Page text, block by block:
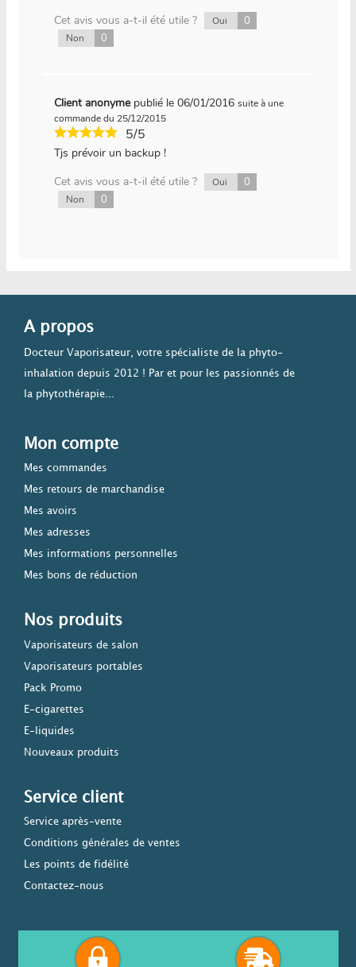
Cet avis vous a-t-il été utile ?
Oui 0
Non 0
Client anonyme publié le 06/01/2016 suite à une
commande du 25/12/2015
5/5
Tjs prévoir un backup !
Cet avis vous a-t-il été utile ?
Oui 0
Non 0
A propos
Docteur Vaporisateur, votre spécialiste de la phyto-
inhalation depuis 2012 ! Par et pour les passionnés de
la phytothérapie...
Mon compte
Mes commandes
Mes retours de marchandise
Mes avoirs
Mes adresses
Mes informations personnelles
Mes bons de réduction
Nos produits
Vaporisateurs de salon
Vaporisateurs portables
Pack Promo
E-cigarettes
E-liquides
Nouveaux produits
Service client
Service après-vente
Conditions générales de ventes
Les points de fidélité
Contactez-nous